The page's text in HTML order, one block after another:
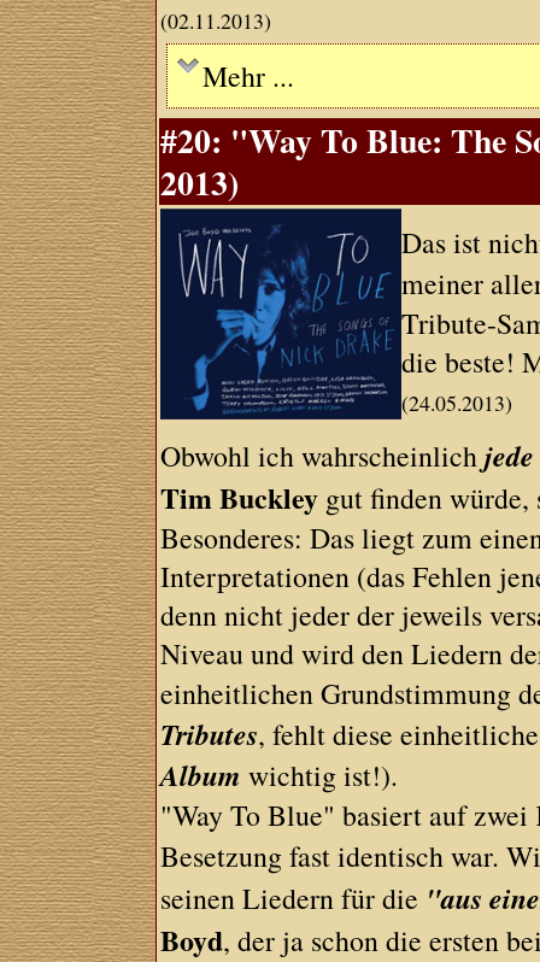
(02.11.2013)
Mehr ...
#20: "Way To Blue: The
2013)
Das ist
meiner
Tribute-
die beste!
(24.05.2013)
Obwohl ich wahrscheinlichjede
Tim Buckley gut finden würde,
Besonderes: Das liegt zum
Interpretationen (das Fehlen
denn nicht jeder der jeweils
Niveau und wird den Liedern
einheitlichen Grundstimmung
Tributes, fehlt diese
Album wichtig ist!).
"Way To Blue" basiert auf
Besetzung fast identisch war.
seinen Liedern für die "aus
Boyd, der ja schon die ersten